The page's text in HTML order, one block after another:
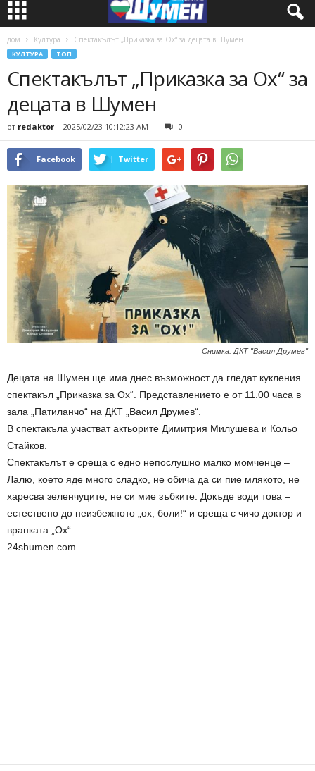
дом Култура Спектакълът „Приказка за Ох“ за децата в Шумен
КУЛТУРА ТОП
Спектакълът „Приказка за Ох“ за
децата в Шумен
от redaktor - 2025/02/23 10:12:23 AM 0
Facebook Twitter
Снимка: ДКТ "Васил Друмев"
Децата на Шумен ще има днес възможност да гледат кукления
спектакъл „Приказка за Ох“. Представлението е от 11.00 часа в
зала „Патиланчо“ на ДКТ „Васил Друмев“.
В спектакъла участват актьорите Димитрия Милушева и Кольо
Стайков.
Спектакълът е среща с едно непослушно малко момченце –
Лалю, което яде много сладко, не обича да си пие млякото, не
харесва зеленчуците, не си мие зъбките. Докъде води това –
естествено до неизбежното „ох, боли!“ и среща с чичо доктор и
вранката „Ох“.
24shumen.com